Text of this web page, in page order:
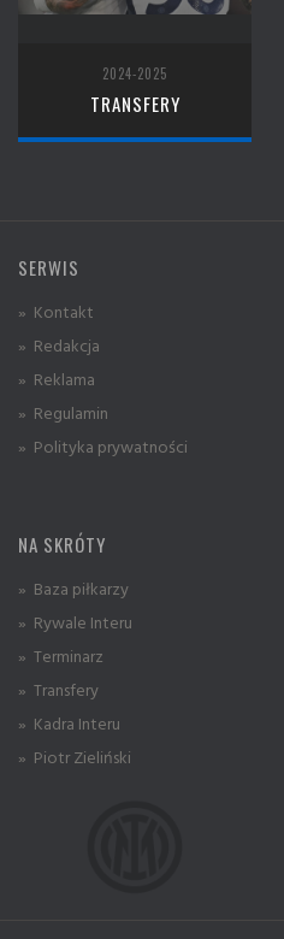
2024-2025
TRANSFERY
SERWIS
» Kontakt
» Redakcja
» Reklama
» Regulamin
» Polityka prywatności
NA SKRÓTY
» Baza piłkarzy
» Rywale Interu
» Terminarz
» Transfery
» Kadra Interu
» Piotr Zieliński